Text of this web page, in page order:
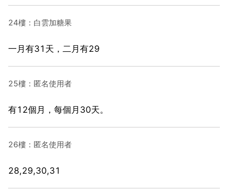
24樓：白雲加糖果
一月有31天，二月有29
25樓：匿名使用者
有12個月，每個月30天。
26樓：匿名使用者
28,29,30,31